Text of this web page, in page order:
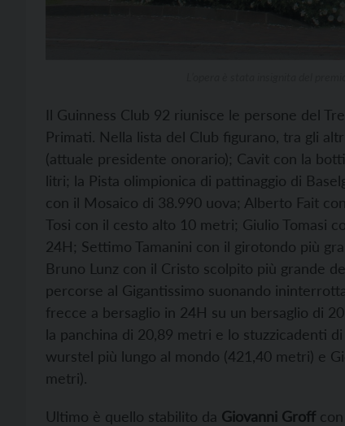
Il Guinness Club 92 riunisce le persone del
Primati. Nella lista del Club figurano, tra gli
(attuale presidente onorario); Cavit con la
litri; la Pista olimpionica di pattinaggio di
con il Mosaico di 38.990 uova; Alberto Fait
Tosi con il cesto alto 10 metri; Giulio Tomasi
24H; Settimo Tamanini con il girotondo più
Bruno Lunz con il Cristo scolpito più grande
percorse al Gigantissimo suonando
frecce a bersaglio in 24H su un bersaglio di
la panchina di 20,89 metri e lo stuzzicadenti
wurstel più lungo al mondo (421,40 metri) e
metri).
Ultimo è quello stabilito da Giovanni Groff